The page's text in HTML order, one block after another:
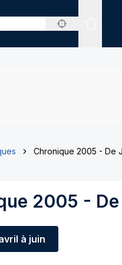
Sites
Chronique 2005 - De
2005 -
à juin